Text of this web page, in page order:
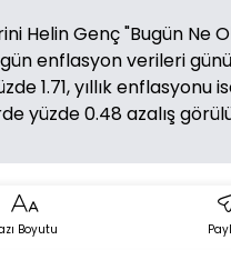
Helin Genç "Bugün Ne
enflasyon verileri
1.71, yıllık enflasyonu
yüzde 0.48 azalış
Boyutu